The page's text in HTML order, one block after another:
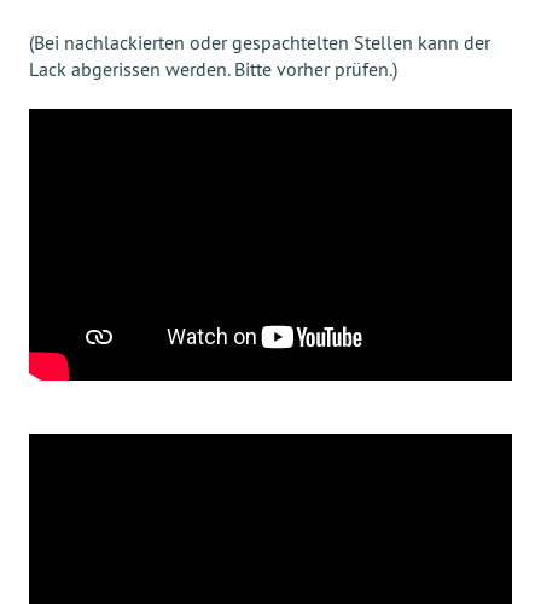
(Bei nachlackierten oder gespachtelten Stellen kann der
Lack abgerissen werden. Bitte vorher prüfen.)